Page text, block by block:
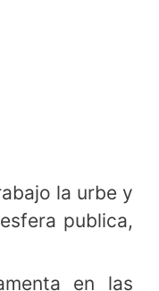
la urbe y
publica,
en las